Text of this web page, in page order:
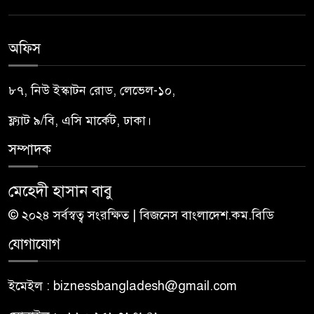
অফিস
৮৭, নিউ ইস্কাটন রোড, লেভেল-১০,
ফ্ল্যাট ৯/বি, এসি মার্কেট, ঢাকা।
সম্পাদক
মেহেদী হাসান বাবু
© ২০২৪ সর্বস্বত্ব সংরক্ষিত | বিজনেস বাংলাদেশ.কম.বিডি
যোগাযোগ
ইমেইল : biznessbangladesh@gmail.com